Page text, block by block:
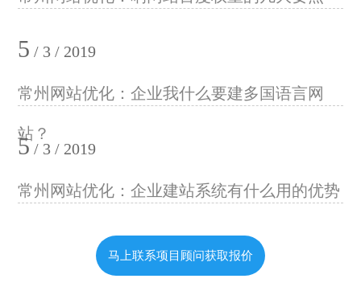
5 / 3 / 2019
常州网站优化：企业我什么要建多国语言网
站？
5 / 3 / 2019
常州网站优化：企业建站系统有什么用的优势
马上联系项目顾问获取报价